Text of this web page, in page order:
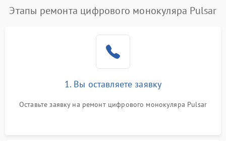
500 ₽
1500 ₽
изображения
1000 ₽ Подробнее →
Этапы ремонта цифрового монокуляра Pulsar
1. Вы оставляете заявку
Оставьте заявку на ремонт цифрового монокуляра Pulsar